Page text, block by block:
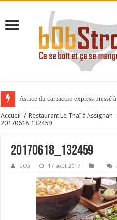
Astuce du carpaccio express pressé à
Accueil / Restaurant Le Thaï à Assignan
20170618_132459
20170618_132459
bOb 17 août 2017